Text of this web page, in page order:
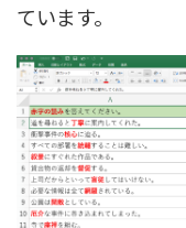
ています。